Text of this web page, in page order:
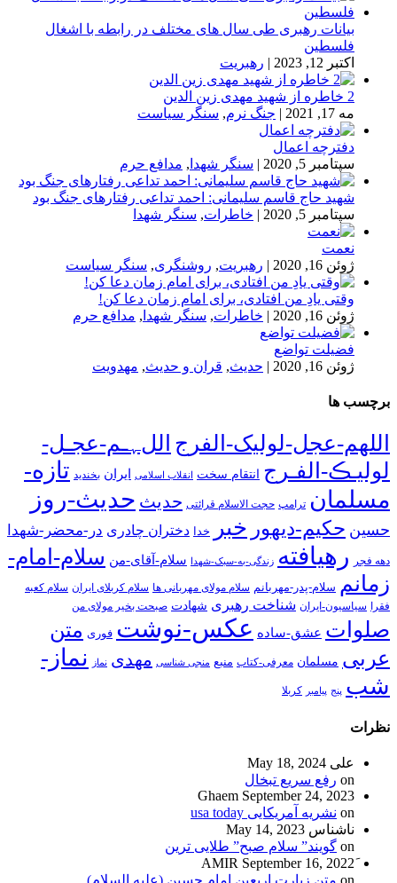
بیانات رهبری طی سال های مختلف در رابطه با اشغال
فلسطین
اکتبر 12, 2023
| رهبریت
2 خاطره از شهید مهدی زین الدین
مه 17, 2021
| جنگ نرم, سنگر سیاست
دفترچه اعمال
سپتامبر 5, 2020
| سنگر شهدا , مدافع حرم
شهید حاج قاسم سلیمانی: احمد تداعی رفتارهای جنگ بود
سپتامبر 5, 2020
| خاطرات, سنگر شهدا
نعمت
ژوئن 16, 2020
| رهبریت, روشنگری, سنگر سیاست
وقتی یادِ من افتادی، برای امام زمان دعا کن!
ژوئن 16, 2020
| خاطرات, سنگر شهدا , مدافع حرم
فضیلت تواضع
ژوئن 16, 2020
| حدیث, قران و حدیث, مهدویت
برچسب ها
اللهم-عجل-لولیک-الفرج اللﮩـم-عجـل-
لولیـڪ-الفـرج انتقام سخت انقلاب اسلامی ایران بخندید تازه-
مسلمان ترامپ حجت الاسلام قرائتی حدیث حدیث-روز
حسین حکیم-دیهور خبر خدا دختران چادری در-محضر-شهدا
دهه فجر رهیافته زندگی-به-سبک-شهدا سلام-آقای-من سلام-امام-
زمانم سلام-پدر-مهربانم سلام مولای مهربانی ها سلام کربلای ایران سلام کعبه
فقرا سیاسیون-ایران شناخت رهبری شهادت صبحت بخیر مولای من
صلوات عشق-ساده عکس-نوشت فوری متن
عربی مسلمان معرفی-کتاب منبع منجی شناسی مهدی نماز
نماز-
شب پنج پیامبر کربلا
نظرات
علی May 18, 2024
on رفع سریع تبخال
Ghaem September 24, 2023
on نشریه آمریکایی usa today
ناشناس May 14, 2023
on گویند” سلام صبح” طلایی ترین
September 16, 2022